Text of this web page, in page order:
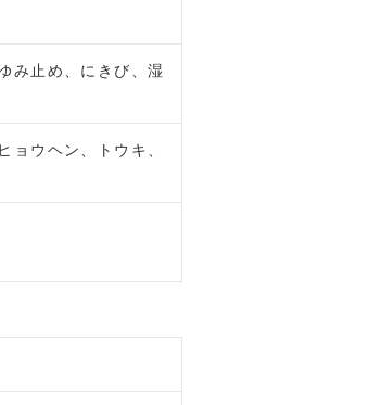
み止め、にきび、湿
ョウヘン、トウキ、